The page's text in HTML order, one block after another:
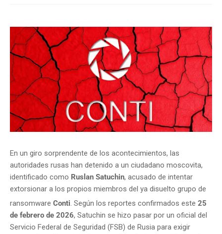
En un giro sorprendente de los acontecimientos, las
autoridades rusas han detenido a un ciudadano moscovita,
identificado como Ruslan Satuchin, acusado de intentar
extorsionar a los propios miembros del ya disuelto grupo de
ransomware Conti. Según los reportes confirmados este 25
de febrero de 2026, Satuchin se hizo pasar por un oficial del
Servicio Federal de Seguridad (FSB) de Rusia para exigir